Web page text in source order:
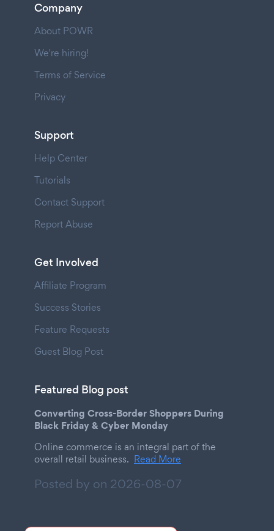
Company
About POWR
We're hiring!
Terms of Service
Privacy
Support
Help Center
Tutorials
Contact Support
Report Abuse
Get Involved
Affiliate Program
Success Stories
Feature Requests
Guest Blog Post
Featured Blog post
Converting Cross-Border Shoppers During
Black Friday & Cyber Monday
Online commerce is an integral part of the
overall retail business. Read More
Posted by on 2026-08-07